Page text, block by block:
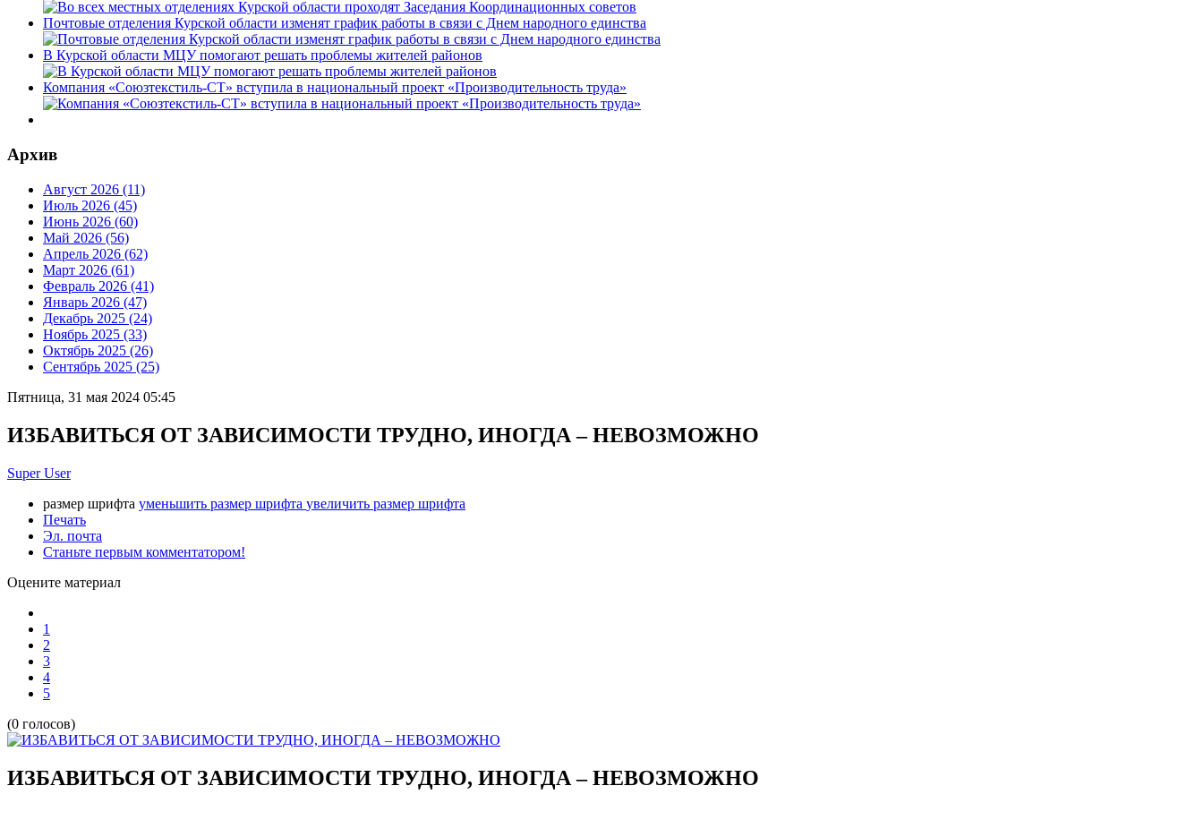
Почтовые отделения Курской области изменят график работы в связи с Днем народного единства
В Курской области МЦУ помогают решать проблемы жителей районов
Компания «Союзтекстиль-СТ» вступила в национальный проект «Производительность труда»
Архив
Август 2026 (11)
Июль 2026 (45)
Июнь 2026 (60)
Май 2026 (56)
Апрель 2026 (62)
Март 2026 (61)
Февраль 2026 (41)
Январь 2026 (47)
Декабрь 2025 (24)
Ноябрь 2025 (33)
Октябрь 2025 (26)
Сентябрь 2025 (25)
Пятница, 31 мая 2024 05:45
ИЗБАВИТЬСЯ ОТ ЗАВИСИМОСТИ ТРУДНО, ИНОГДА – НЕВОЗМОЖНО
Super User
размер шрифта уменьшить размер шрифта увеличить размер шрифта
Печать
Эл. почта
Станьте первым комментатором!
Оцените материал
1
2
3
4
5
(0 голосов)
ИЗБАВИТЬСЯ ОТ ЗАВИСИМОСТИ ТРУДНО, ИНОГДА – НЕВОЗМОЖНО